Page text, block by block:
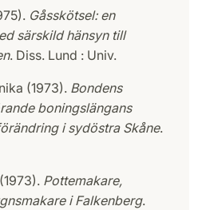
Gåsskötsel: en
särskild hänsyn till
. Diss. Lund : Univ.
(1973). Bondens
boningslängans
i sydöstra Skåne.
Pottemakare,
i Falkenberg.